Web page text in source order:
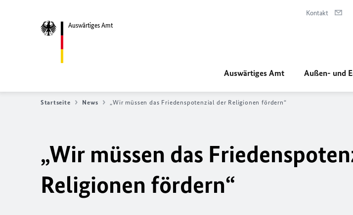
Auswärtiges Amt
Kontakt
Auswärtiges Amt Außen- und
Startseite News „Wir müssen das Friedenspotenzial der Religionen fördern“
„Wir müssen das
Religionen fördern“